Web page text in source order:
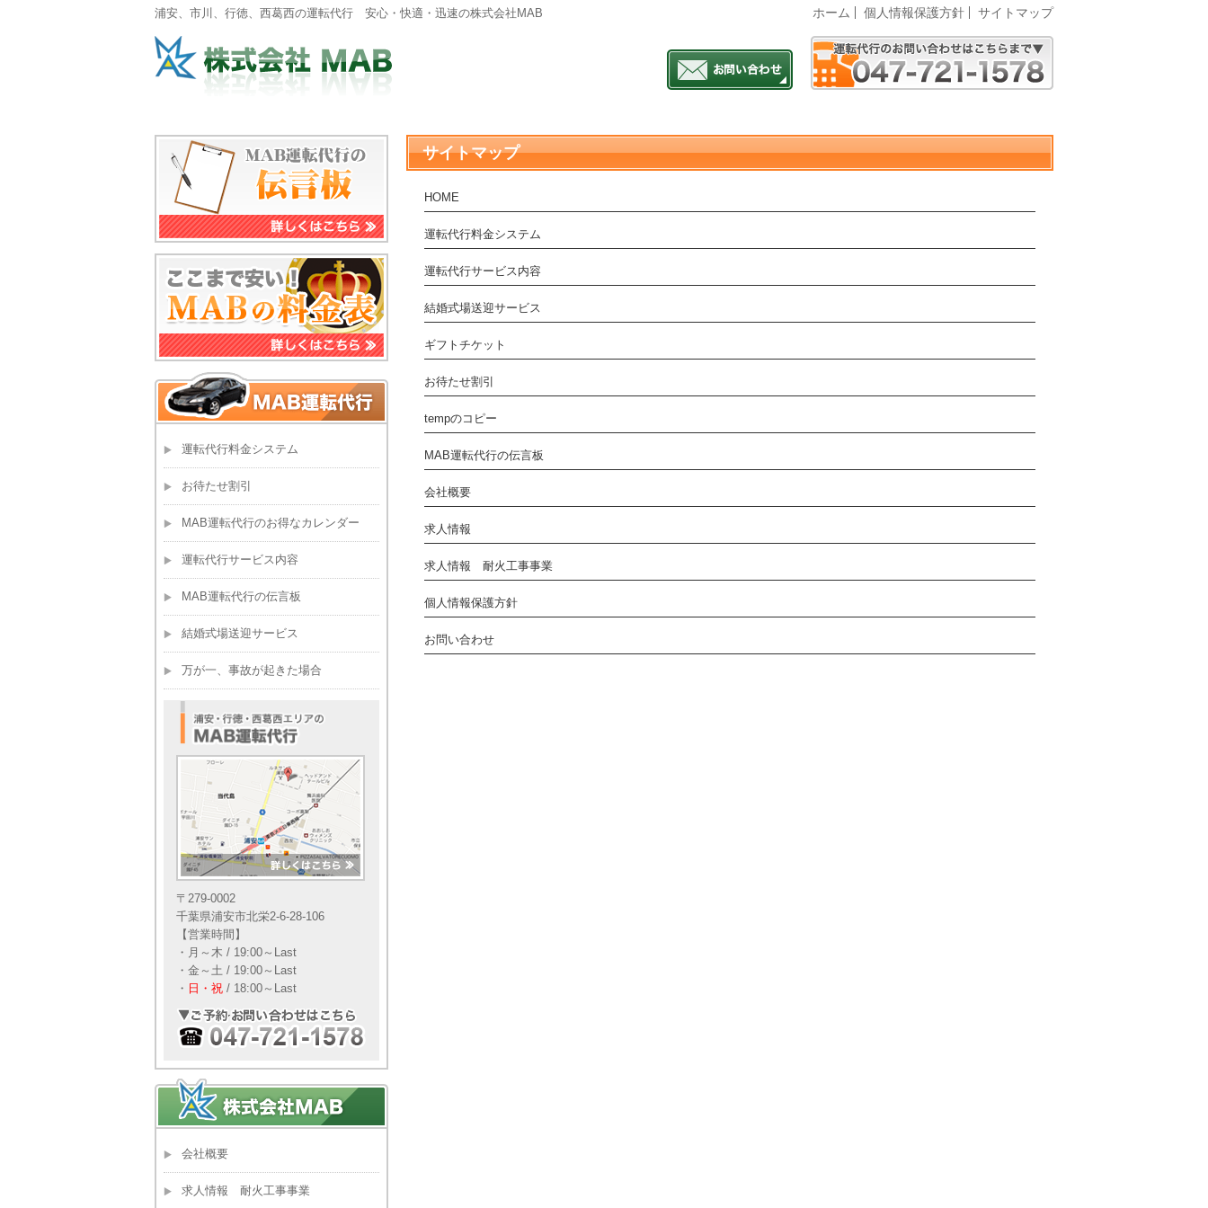
浦安、市川、行徳、西葛西の運転代行 安心・快適・迅速の株式会社MAB ホーム 個人情報保護方針 サイトマップ
サイトマップ
HOME
運転代行料金システム
運転代行サービス内容
結婚式場送迎サービス
ギフトチケット
お待たせ割引
tempのコピー
MAB運転代行の伝言板
会社概要
求人情報
求人情報 耐火工事事業
個人情報保護方針
お問い合わせ
運転代行料金システム
お待たせ割引
MAB運転代行のお得なカレンダー
運転代行サービス内容
MAB運転代行の伝言板
結婚式場送迎サービス
万が一、事故が起きた場合
〒279-0002
千葉県浦安市北栄2-6-28-106
【営業時間】
・月～木 / 19:00～Last
・金～土 / 19:00～Last
・ 日・祝 / 18:00～Last
会社概要
求人情報 耐火工事事業